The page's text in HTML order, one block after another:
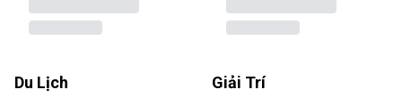
Du Lịch Giải Trí